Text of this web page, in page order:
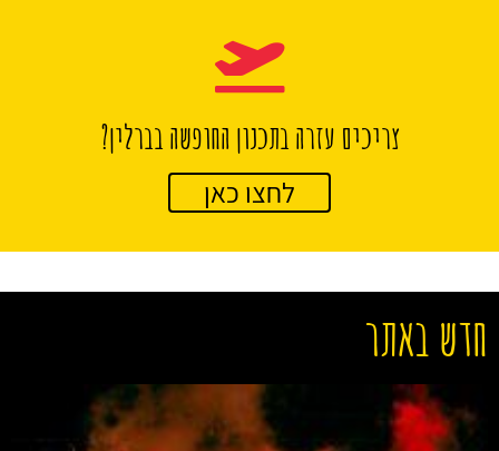
צריכים עזרה בתכנון החופשה בברלין?
לחצו כאן
חדש באתר